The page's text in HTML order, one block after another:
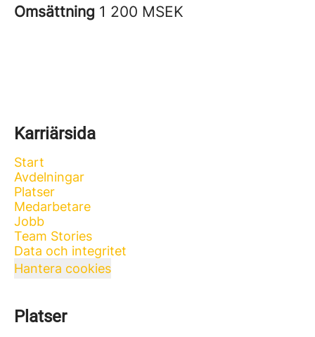
Omsättning 1 200 MSEK
Karriärsida
Start
Avdelningar
Platser
Medarbetare
Jobb
Team Stories
Data och integritet
Hantera cookies
Platser